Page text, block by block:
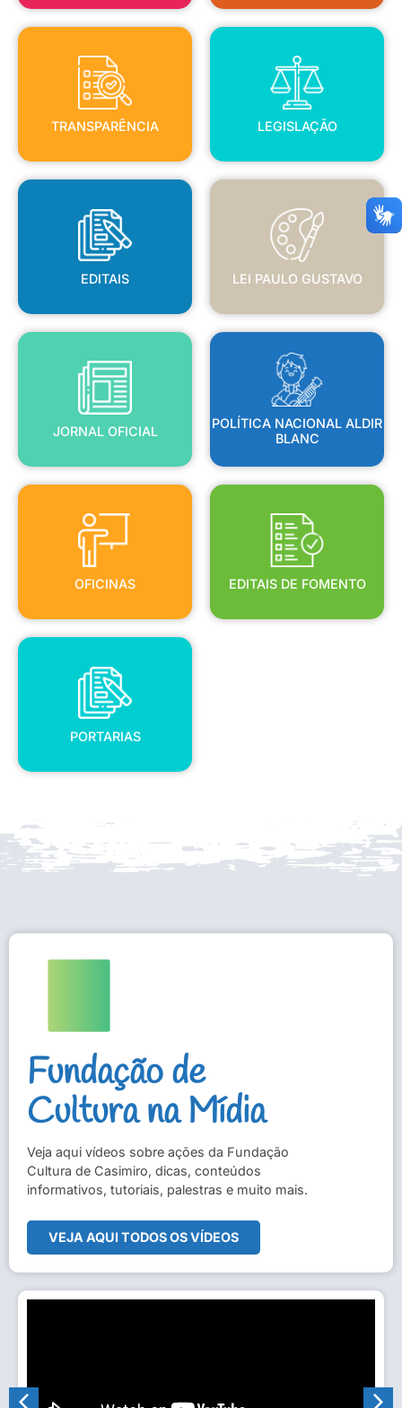
TRANSPARÊNCIA
TRANSPARÊNCIA
LEGISLAÇÃO
LEGISLAÇÃO
EDITAIS
EDITAIS
LEI PAULO GUSTAVO
LEI PAULO GUSTAVO
JORNAL OFICIAL
JORNAL OFICIAL
POLÍTICA NACIONAL ALDIR
BLANC
POLÍTICA NACIONAL ALDIR
BLANC
OFICINAS
OFICINAS
EDITAIS DE FOMENTO
EDITAIS DE FOMENTO
PORTARIAS
PORTARIAS
Fundação de
Cultura na Mídia
Veja aqui vídeos sobre ações da Fundação
Cultura de Casimiro, dicas, conteúdos
informativos, tutoriais, palestras e muito mais.
VEJA AQUI TODOS OS VÍDEOS